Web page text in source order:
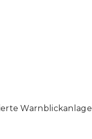
Warnblickanlage